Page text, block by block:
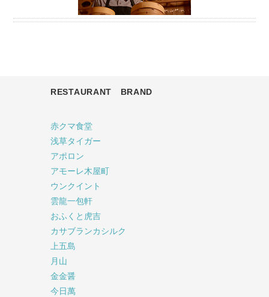
RESTAURANT BRAND
赤クマ食堂
浅草タイガー
アポロン
アモーレ木屋町
ウンクイント
雲龍一包軒
おふくと虎吉
カサブランカシルク
上五島
月山
金金醤
今日萬